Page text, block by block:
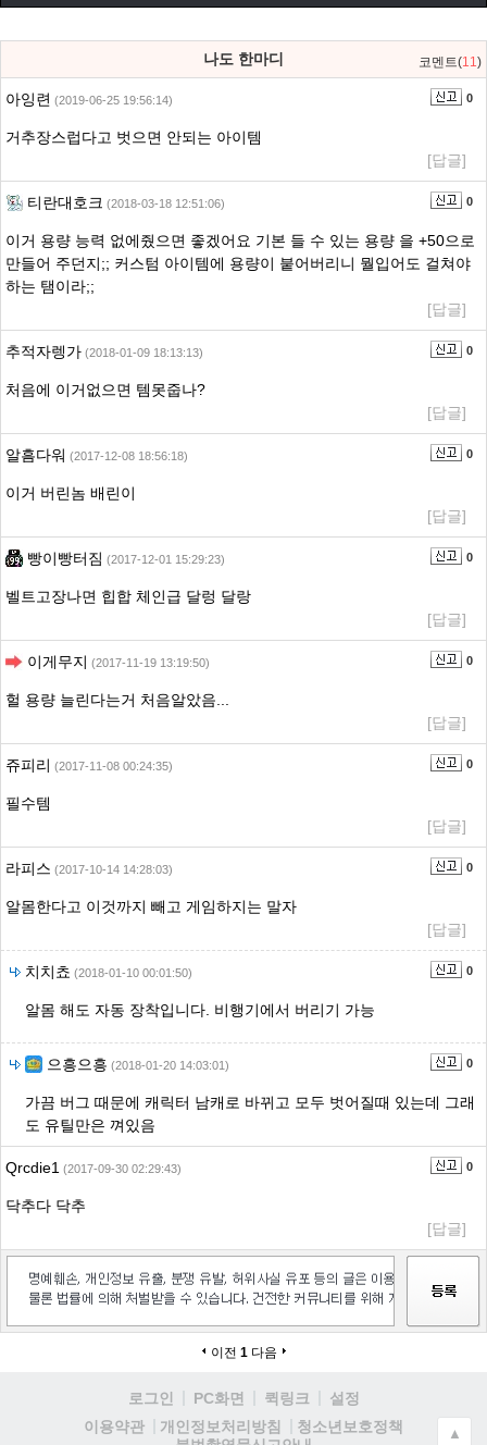
나도 한마디 코멘트(11)
아잉련 (2019-06-25 19:56:14) 0
거추장스럽다고 벗으면 안되는 아이템
[답글]
티란대호크 (2018-03-18 12:51:06) 0
이거 용량 능력 없에줬으면 좋겠어요 기본 들 수 있는 용량 을 +50으로
만들어 주던지;; 커스텀 아이템에 용량이 붙어버리니 뭘입어도 걸쳐야
하는 탬이라;;
[답글]
추적자렝가 (2018-01-09 18:13:13) 0
처음에 이거없으면 템못줍나?
[답글]
알흠다워 (2017-12-08 18:56:18) 0
이거 버린놈 배린이
[답글]
빵이빵터짐 (2017-12-01 15:29:23) 0
벨트고장나면 힙합 체인급 달렁 달랑
[답글]
이게무지 (2017-11-19 13:19:50) 0
헐 용량 늘린다는거 처음알았음...
[답글]
쥬피리 (2017-11-08 00:24:35) 0
필수템
[답글]
라피스 (2017-10-14 14:28:03) 0
알몸한다고 이것까지 빼고 게임하지는 말자
[답글]
치치쵸 (2018-01-10 00:01:50) 0
알몸 해도 자동 장착입니다. 비행기에서 버리기 가능
으흥으흥 (2018-01-20 14:03:01) 0
가끔 버그 때문에 캐릭터 남캐로 바뀌고 모두 벗어질때 있는데 그래
도 유틸만은 껴있음
Qrcdie1 (2017-09-30 02:29:43) 0
닥추다 닥추
[답글]
이전 1 다음
로그인 PC화면 퀵링크
설정
이용약관
개인정보처리방침
청소년보호정책
▲